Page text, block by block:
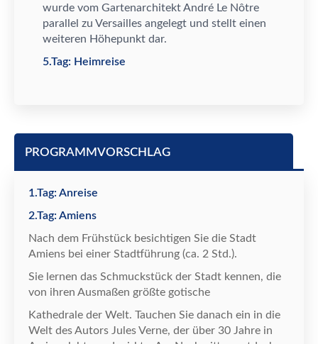
wurde vom Gartenarchitekt André Le Nôtre
parallel zu Versailles angelegt und stellt einen
weiteren Höhepunkt dar.
5.Tag: Heimreise
PROGRAMMVORSCHLAG
1.Tag: Anreise
2.Tag: Amiens
Nach dem Frühstück besichtigen Sie die Stadt
Amiens bei einer Stadtführung (ca. 2 Std.).
Sie lernen das Schmuckstück der Stadt kennen, die
von ihren Ausmaßen größte gotische
Kathedrale der Welt. Tauchen Sie danach ein in die
Welt des Autors Jules Verne, der über 30 Jahre in